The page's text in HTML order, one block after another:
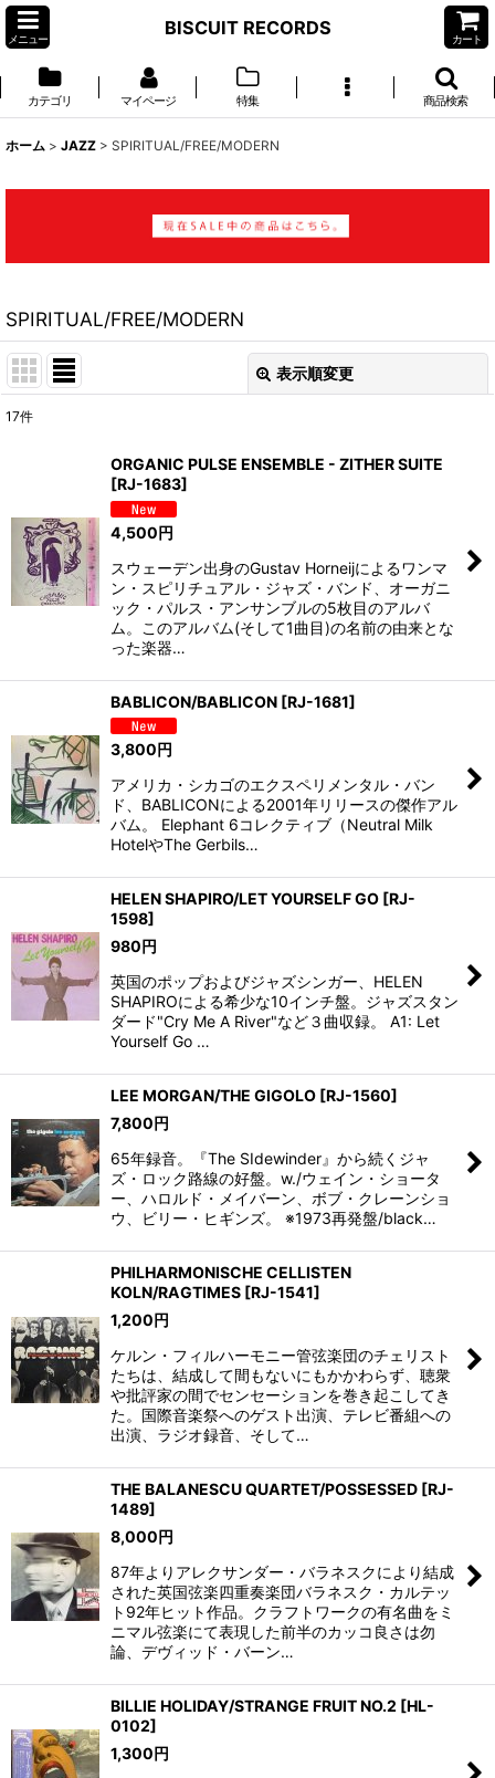
メニュー
BISCUIT RECORDS
カート
カテゴリ マイページ 特集 商品検索
ホーム > JAZZ > SPIRITUAL/FREE/MODERN
SPIRITUAL/FREE/MODERN
表示順変更
絞り込む
17件
ORGANIC PULSE ENSEMBLE - ZITHER SUITE
[RJ-1683]
4,500円
スウェーデン出身のGustav Horneijによるワンマ
ン・スピリチュアル・ジャズ・バンド、オーガニ
ック・パルス・アンサンブルの5枚目のアルバ
ム。このアルバム(そして1曲目)の名前の由来とな
った楽器…
BABLICON/BABLICON [RJ-1681]
3,800円
アメリカ・シカゴのエクスペリメンタル・バン
ド、BABLICONによる2001年リリースの傑作アル
バム。 Elephant 6コレクティブ（Neutral Milk
HotelやThe Gerbils…
HELEN SHAPIRO/LET YOURSELF GO [RJ-
1598]
980円
英国のポップおよびジャズシンガー、HELEN
SHAPIROによる希少な10インチ盤。ジャズスタン
ダード"Cry Me A River"など３曲収録。 A1: Let
Yourself Go …
LEE MORGAN/THE GIGOLO [RJ-1560]
7,800円
65年録音。『The SIdewinder』から続くジャ
ズ・ロック路線の好盤。w./ウェイン・ショータ
ー、ハロルド・メイバーン、ボブ・クレーンショ
ウ、ビリー・ヒギンズ。 ※1973再発盤/black…
PHILHARMONISCHE CELLISTEN
KOLN/RAGTIMES [RJ-1541]
1,200円
ケルン・フィルハーモニー管弦楽団のチェリスト
たちは、結成して間もないにもかかわらず、聴衆
や批評家の間でセンセーションを巻き起こしてき
た。国際音楽祭へのゲスト出演、テレビ番組への
出演、ラジオ録音、そして…
THE BALANESCU QUARTET/POSSESSED [RJ-
1489]
8,000円
87年よりアレクサンダー・バラネスクにより結成
された英国弦楽四重奏楽団バラネスク・カルテッ
ト92年ヒット作品。クラフトワークの有名曲をミ
ニマル弦楽にて表現した前半のカッコ良さは勿
論、デヴィッド・バーン…
BILLIE HOLIDAY/STRANGE FRUIT NO.2 [HL-
0102]
1,300円